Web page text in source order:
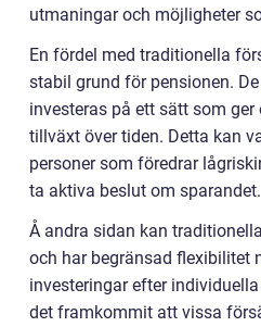
utmaningar och möjligheter
En fördel med traditionella
stabil grund för pensionen.
investeras på ett sätt som
tillväxt över tiden. Detta kan
personer som föredrar
ta aktiva beslut om sparandet.
Å andra sidan kan
och har begränsad flexibilitet
investeringar efter
det framkommit att vissa